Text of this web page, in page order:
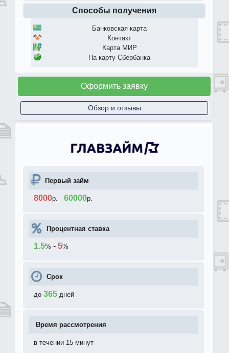
Способы получения
Банковская карта
Контакт
Карта МИР
На карту Сбербанка
Оформить заявку
Обзор и отзывы
Первый займ
8000р. - 60000р.
Процентная ставка
1.5% - 5%
Срок
до 365 дней
Время рассмотрения
в течении 15 минут